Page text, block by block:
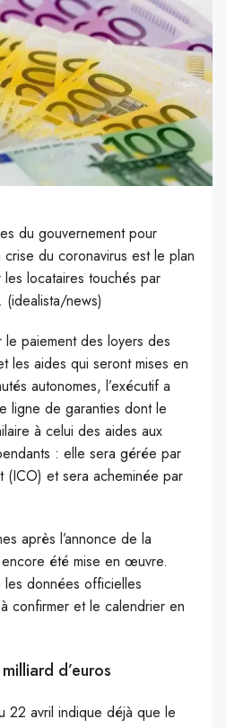
du gouvernement pour
du coronavirus est le plan
locataires touchés par
(idealista/news)
le paiement des loyers des
les aides qui seront mises en
autonomes, l’exécutif a
ligne de garanties dont le
à celui des aides aux
: elle sera gérée par
(ICO) et sera acheminée par
après l’annonce de la
encore été mise en œuvre.
données officielles
confirmer et le calendrier en
d’euros
22 avril indique déjà que le